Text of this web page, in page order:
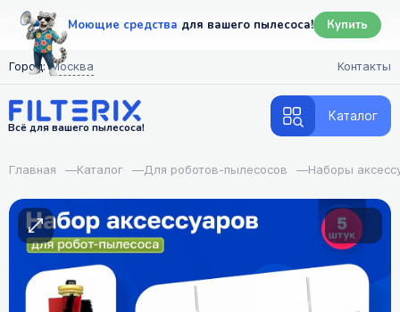
Моющие средства для вашего пылесоса! Купить
Город: Москва Контакты
Всё для вашего пылесоса!
Каталог
Главная —Каталог —Для роботов-пылесосов —Наборы